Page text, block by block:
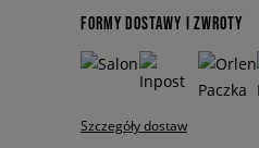
FORMY DOSTAWY I ZWROTY
Szczegóły dostaw